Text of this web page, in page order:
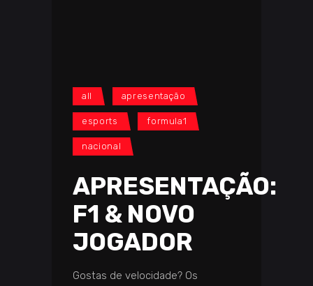
all apresentação
esports formula1
nacional
APRESENTAÇÃO:
F1 & NOVO
JOGADOR
Gostas de velocidade? Os